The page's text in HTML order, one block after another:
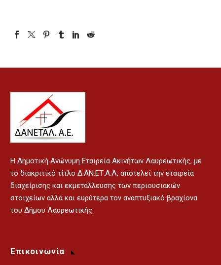
H Δημοτική Ανώνυμη Εταιρεία Ακινήτων Λαυρεωτικής, με
το διακριτικό τίτλο Δ.ΑΝ.ΕΤ.Α.Λ, αποτελεί την εταιρεία
διαχείρισης και εκμετάλλευσης των περιουσιακών
στοιχείων αλλά και ευρύτερα τον αναπτυξιακό βραχίονα
του Δήμου Λαυρεωτικής.
Επικοινωνία